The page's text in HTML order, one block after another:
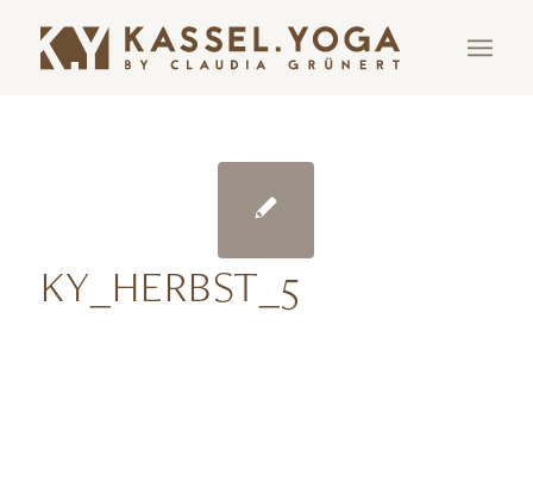
KY_HERBST_5